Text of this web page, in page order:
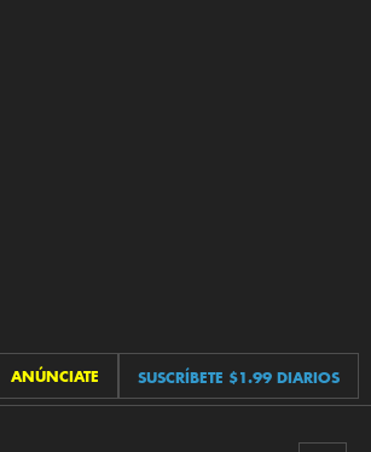
ANÚNCIATE SUSCRÍBETE $1.99 DIARIOS